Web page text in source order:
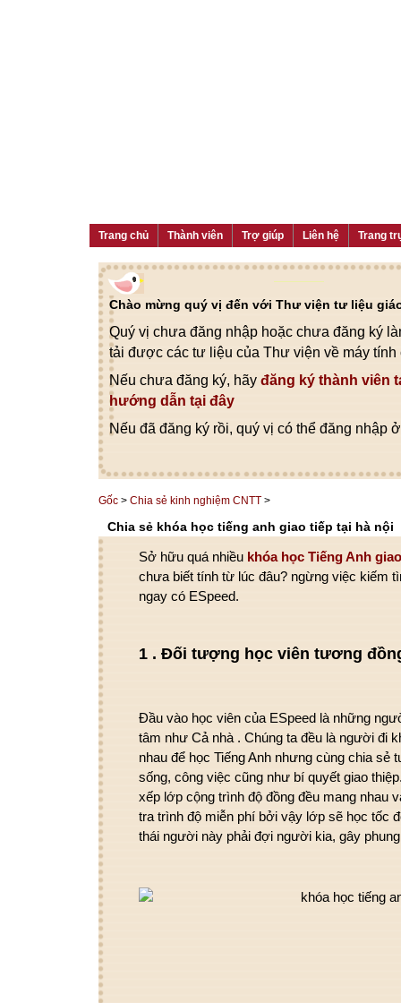
Trang chủ Thành viên Trợ giúp Liên hệ Trang
Chào mừng quý vị đến với Thư viện tư liệu
Quý vị chưa đăng nhập hoặc chưa đăng ký
tải được các tư liệu của Thư viện về máy tính
Nếu chưa đăng ký, hãy đăng ký thành viên
hướng dẫn tại đây
Nếu đã đăng ký rồi, quý vị có thể đăng nhập
Gốc > Chia sẻ kinh nghiệm CNTT >
Chia sẻ khóa học tiếng anh giao tiếp tại hà nội
Sở hữu quá nhiều khóa học Tiếng Anh
chưa biết tính từ lúc đâu? ngừng việc kiếm
ngay có ESpeed.
1 . Đối tượng học viên tương
Đầu vào học viên của ESpeed là những
tâm như Cả nhà . Chúng ta đều là người đi
nhau để học Tiếng Anh nhưng cùng chia sẻ
sống, công việc cũng như bí quyết giao thiệp
xếp lớp cộng trình độ đồng đều mang nhau
tra trình độ miễn phí bởi vậy lớp sẽ học tốc
thái người này phải đợi người kia, gây